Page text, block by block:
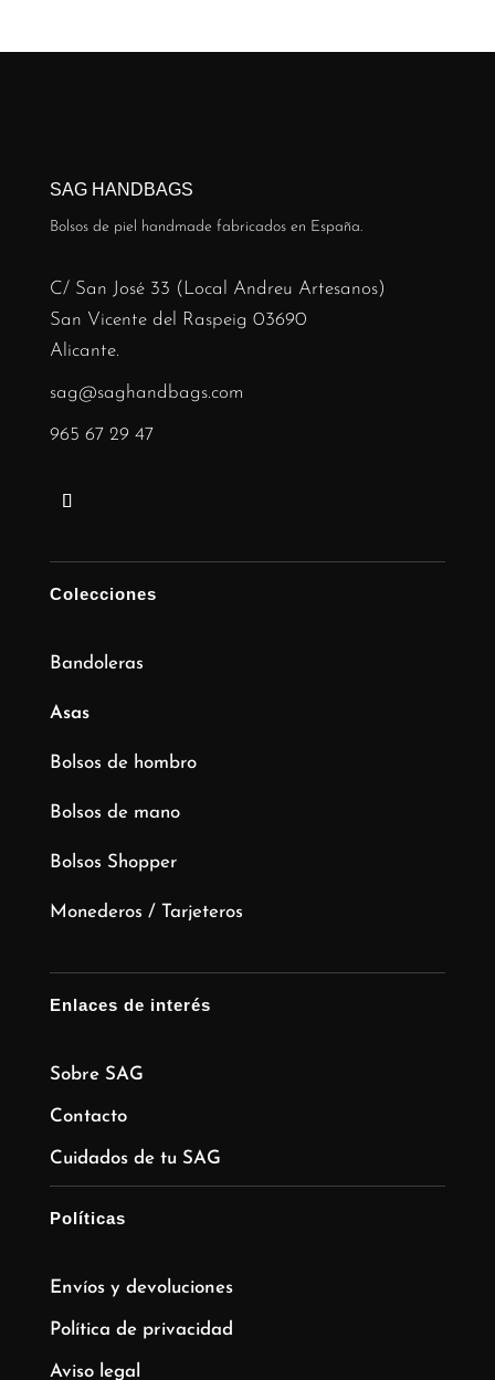
SAG HANDBAGS
Bolsos de piel handmade fabricados en España.
C/ San José 33 (Local Andreu Artesanos)
San Vicente del Raspeig 03690
Alicante.
sag@saghandbags.com
965 67 29 47
Colecciones
Bandoleras
Asas
Bolsos de hombro
Bolsos de mano
Bolsos Shopper
Monederos / Tarjeteros
Enlaces de interés
Sobre SAG
Contacto
Cuidados de tu SAG
Políticas
Envíos y devoluciones
Política de privacidad
Aviso legal